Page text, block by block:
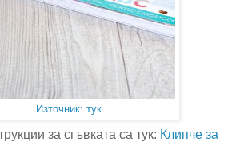
Източник: тук
за сгъвката са тук: Клипче за